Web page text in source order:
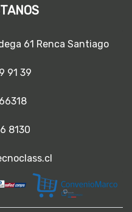
61 Renca Santiago
91 39
8130